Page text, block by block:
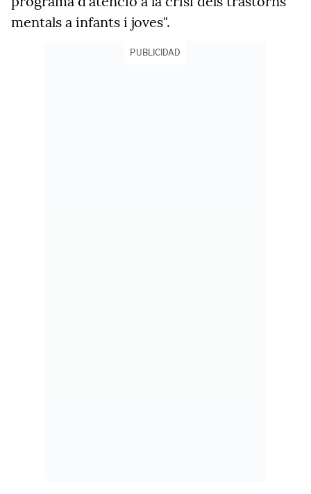
mentals a infants i joves".
PUBLICIDAD